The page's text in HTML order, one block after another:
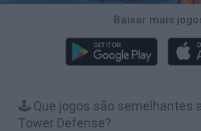
Baixar mais
🕹️ Que jogos são semelhantes
Tower Defense?